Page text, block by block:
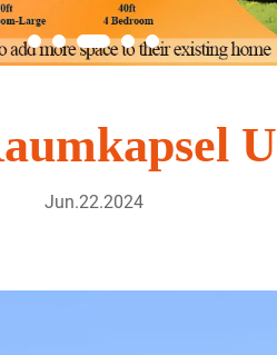
Jun.22.2024